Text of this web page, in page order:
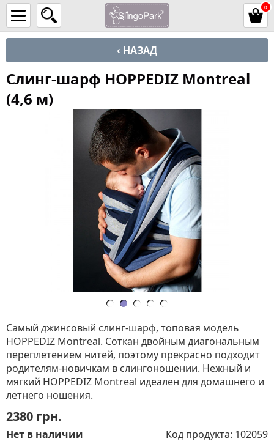
0
‹ НАЗАД
Слинг-шарф HOPPEDIZ Montreal
(4,6 м)
Самый джинсовый слинг-шарф, топовая модель
HOPPEDIZ Montreal. Соткан двойным диагональным
переплетением нитей, поэтому прекрасно подходит
родителям-новичкам в слингоношении. Нежный и
мягкий HOPPEDIZ Montreal идеален для домашнего и
летнего ношения.
2380 грн.
Нет в наличии Код продукта: 102059